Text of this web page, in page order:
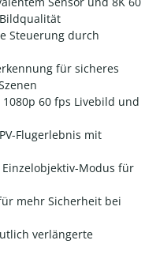
Steuerung durch
für sicheres
60 fps Livebild und
Flugerlebnis mit
Modus für
mehr Sicherheit bei
verlängerte